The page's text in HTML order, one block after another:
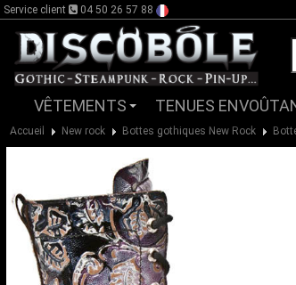
Service client 04 50 26 57 88
VÊTEMENTS TENUES
Accueil New rock Bottes gothiques New Rock